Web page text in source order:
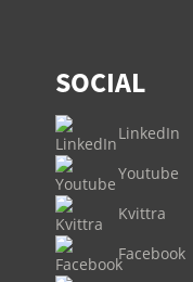
SOCIAL
LinkedIn
Youtube
Kvittra
Facebook